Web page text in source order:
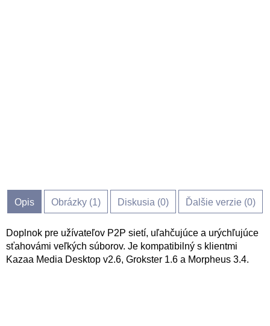
Opis Obrázky (1) Diskusia (0) Ďalšie verzie (0)
Doplnok pre užívateľov P2P sietí, uľahčujúce a urýchľujúce
sťahovámi veľkých súborov. Je kompatibilný s klientmi
Kazaa Media Desktop v2.6, Grokster 1.6 a Morpheus 3.4.